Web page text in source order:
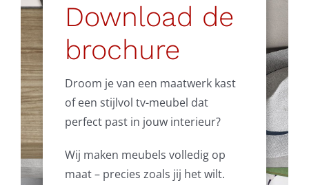
Download de
brochure
Droom je van een maatwerk kast
of een stijlvol tv-meubel dat
perfect past in jouw interieur?
Wij maken meubels volledig op
maat – precies zoals jij het wilt.